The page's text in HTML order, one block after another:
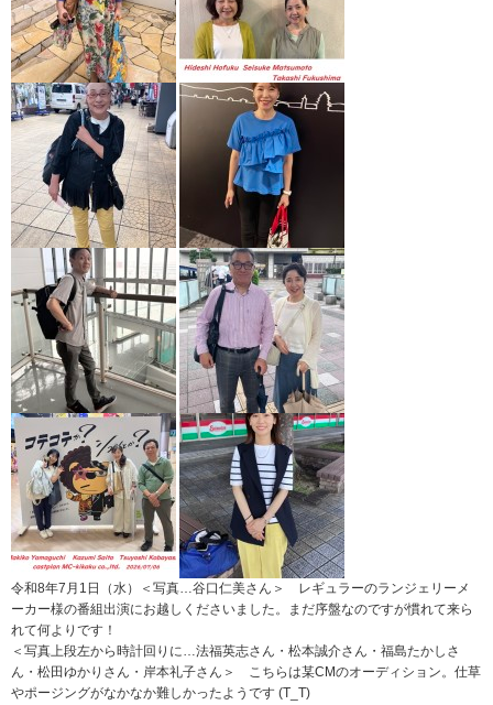
令和8年7月1日（水）＜写真…谷口仁美さん＞ レギュラーのランジェリーメ
ーカー様の番組出演にお越しくださいました。まだ序盤なのですが慣れて来ら
れて何よりです！
＜写真上段左から時計回りに…法福英志さん・松本誠介さん・福島たかしさ
ん・松田ゆかりさん・岸本礼子さん＞ こちらは某CMのオーディション。仕草
やポージングがなかなか難しかったようです (T_T)